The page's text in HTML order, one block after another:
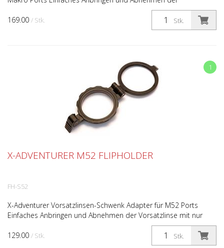
169.00 / Stk. Stk.
Vorsatzlinsen mit nur einem Klick. Kein Drehen und Schrauben
un...
1
129.00 / Stk. Stk.
X-ADVENTURER M52 FLIPHOLDER
FH-S52
X-Adventurer Vorsatzlinsen-Schwenk Adapter für M52 Ports
Einfaches Anbringen und Abnehmen der Vorsatzlinse mit nur
einem Klick. Kein Drehen und Schrauben unter Wasser! Ka...